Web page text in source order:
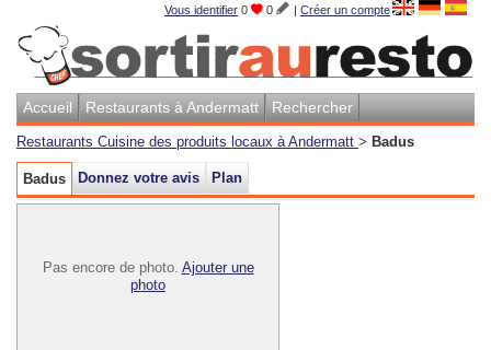
Vous identifier 0 0 | Créer un compte
Accueil Restaurants à Andermatt Rechercher
Restaurants Cuisine des produits locaux à Andermatt > Badus
Badus Donnez votre avis Plan
Pas encore de photo. Ajouter une
photo